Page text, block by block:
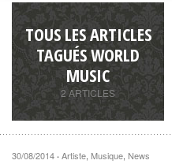
TOUS LES ARTICLES
TAGUÉS WORLD
MUSIC
2 ARTICLES
30/08/2014 · Artiste, Musique, News